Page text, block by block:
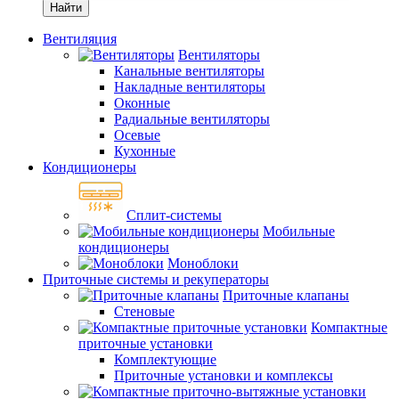
Найти
Вентиляция
Вентиляторы
Канальные вентиляторы
Накладные вентиляторы
Оконные
Радиальные вентиляторы
Осевые
Кухонные
Кондиционеры
Сплит-системы
Мобильные
кондиционеры
Моноблоки
Приточные системы и рекуператоры
Приточные клапаны
Стеновые
Компактные
приточные установки
Комплектующие
Приточные установки и комплексы